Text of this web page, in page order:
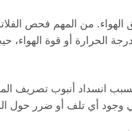
الهواء. من المهم فحص
الحرارة أو قوة الهواء،
انسداد أنبوب تصريف
وجود أي تلف أو ضرر حول